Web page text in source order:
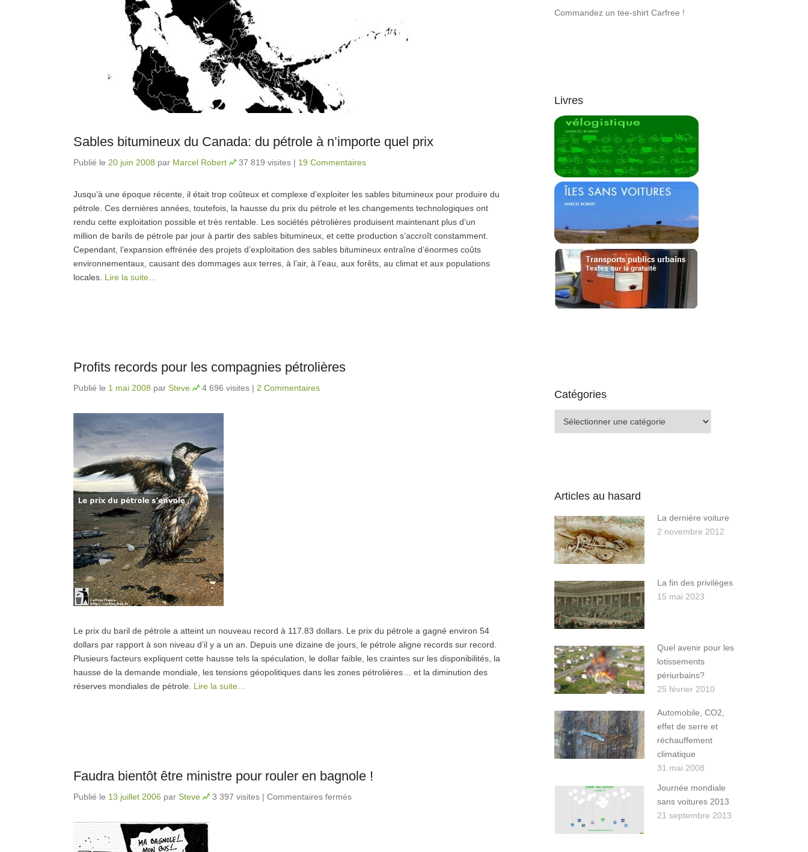
Sables bitumineux du Canada: du pétrole à n’importe quel prix
Publié le 20 juin 2008 par Marcel Robert 37 819 visites | 19 Commentaires
Jusqu’à une époque récente, il était trop coûteux et complexe d’exploiter les sables bitumineux pour produire du
pétrole. Ces dernières années, toutefois, la hausse du prix du pétrole et les changements technologiques ont
rendu cette exploitation possible et très rentable. Les sociétés pétrolières produisent maintenant plus d’un
million de barils de pétrole par jour à partir des sables bitumineux, et cette production s’accroît constamment.
Cependant, l’expansion effrénée des projets d’exploitation des sables bitumineux entraîne d’énormes coûts
environnementaux, causant des dommages aux terres, à l’air, à l’eau, aux forêts, au climat et aux populations
locales. Lire la suite…
Profits records pour les compagnies pétrolières
Publié le 1 mai 2008 par Steve 4 696 visites | 2 Commentaires
Le prix du baril de pétrole a atteint un nouveau record à 117.83 dollars. Le prix du pétrole a gagné environ 54
dollars par rapport à son niveau d’il y a un an. Depuis une dizaine de jours, le pétrole aligne records sur record.
Plusieurs facteurs expliquent cette hausse tels la spéculation, le dollar faible, les craintes sur les disponibilités, la
hausse de la demande mondiale, les tensions géopolitiques dans les zones pétrolières… et la diminution des
réserves mondiales de pétrole. Lire la suite…
Faudra bientôt être ministre pour rouler en bagnole !
Publié le 13 juillet 2006 par Steve 3 397 visites | Commentaires fermés
Commandez un tee-shirt Carfree !
Livres
Catégories
Articles au hasard
La dernière voiture
2 novembre 2012
La fin des privilèges
15 mai 2023
Quel avenir pour les
lotissements
périurbains?
25 février 2010
Automobile, CO2,
effet de serre et
réchauffement
climatique
31 mai 2008
Journée mondiale
sans voitures 2013
21 septembre 2013